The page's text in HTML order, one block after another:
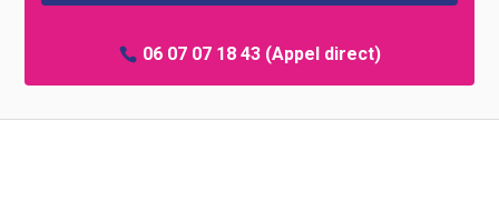
06 07 07 18 43(Appel direct)